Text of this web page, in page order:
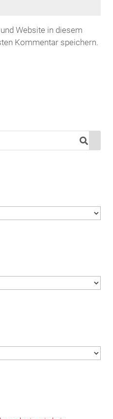
Website in diesem
Kommentar speichern.